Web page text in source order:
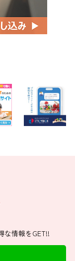
な情報をGET!!